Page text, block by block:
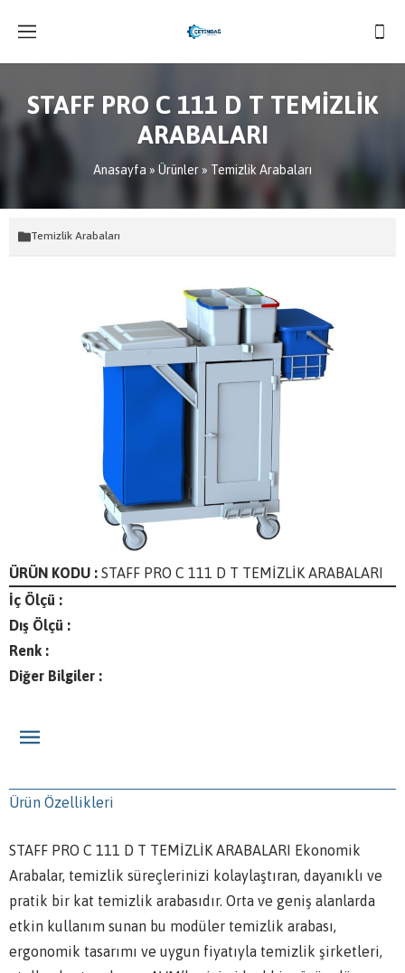
STAFF PRO C 111 D T TEMİZLİK
ARABALARI
Anasayfa » Ürünler » Temizlik Arabaları
Temizlik Arabaları
ÜRÜN KODU : STAFF PRO C 111 D T TEMİZLİK ARABALARI
İç Ölçü :
Dış Ölçü :
Renk :
Diğer Bilgiler :
Ürün Özellikleri
STAFF PRO C 111 D T TEMİZLİK ARABALARI Ekonomik
Arabalar, temizlik süreçlerinizi kolaylaştıran, dayanıklı ve
pratik bir kat temizlik arabasıdır. Orta ve geniş alanlarda
etkin kullanım sunan bu modüler temizlik arabası,
ergonomik tasarımı ve uygun fiyatıyla temizlik şirketleri,